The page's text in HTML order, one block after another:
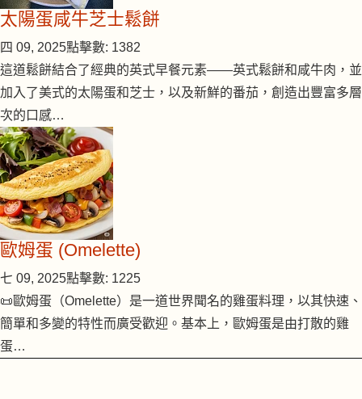
太陽蛋咸牛芝士鬆餅
四 09, 2025點擊數: 1382
這道鬆餅結合了經典的英式早餐元素——英式鬆餅和咸牛肉，並
加入了美式的太陽蛋和芝士，以及新鮮的番茄，創造出豐富多層
次的口感…
歐姆蛋 (Omelette)
七 09, 2025點擊數: 1225
📜歐姆蛋（Omelette）是一道世界聞名的雞蛋料理，以其快速、
簡單和多變的特性而廣受歡迎。基本上，歐姆蛋是由打散的雞
蛋…